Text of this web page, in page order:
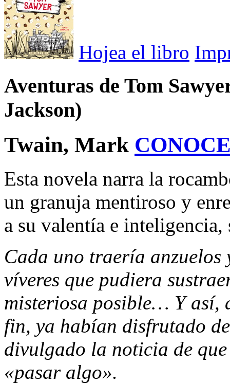
Hojea el libro
Aventuras de Tom
Jackson)
Twain, Mark
Esta novela narra la
un granuja mentiroso y
a su valentía e
Cada uno traería anzuelos
víveres que pudiera
misteriosa posible… Y así,
fin, ya habían disfrutado
divulgado la noticia de
«pasar algo».